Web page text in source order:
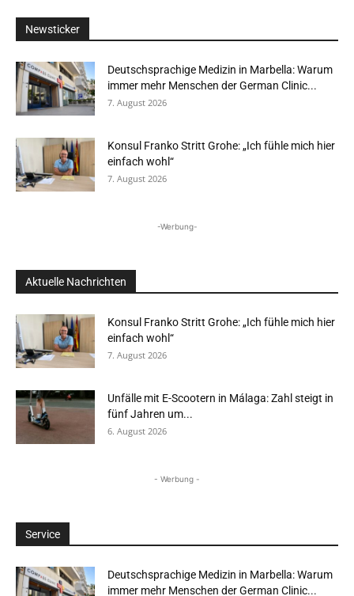
Newsticker
Deutschsprachige Medizin in Marbella: Warum
immer mehr Menschen der German Clinic...
7. August 2026
Konsul Franko Stritt Grohe: „Ich fühle mich hier
einfach wohl“
7. August 2026
-Werbung-
Aktuelle Nachrichten
Konsul Franko Stritt Grohe: „Ich fühle mich hier
einfach wohl“
7. August 2026
Unfälle mit E-Scootern in Málaga: Zahl steigt in
fünf Jahren um...
6. August 2026
- Werbung -
Service
Deutschsprachige Medizin in Marbella: Warum
immer mehr Menschen der German Clinic...